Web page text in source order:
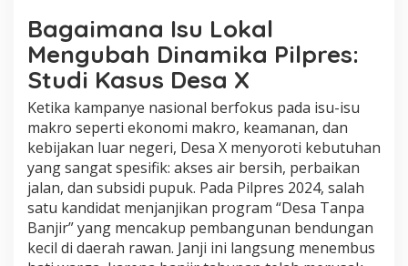
Bagaimana Isu Lokal
Mengubah Dinamika Pilpres:
Studi Kasus Desa X
Ketika kampanye nasional berfokus pada isu-isu
makro seperti ekonomi makro, keamanan, dan
kebijakan luar negeri, Desa X menyoroti kebutuhan
yang sangat spesifik: akses air bersih, perbaikan
jalan, dan subsidi pupuk. Pada Pilpres 2024, salah
satu kandidat menjanjikan program “Desa Tanpa
Banjir” yang mencakup pembangunan bendungan
kecil di daerah rawan. Janji ini langsung menembus